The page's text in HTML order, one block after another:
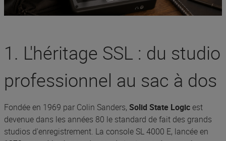
1. L'héritage SSL : du studio
professionnel au sac à dos
Fondée en 1969 par Colin Sanders, Solid State Logicest
devenue dans les années 80 le standard de fait des grands
studios d'enregistrement. La console SL 4000 E, lancée en